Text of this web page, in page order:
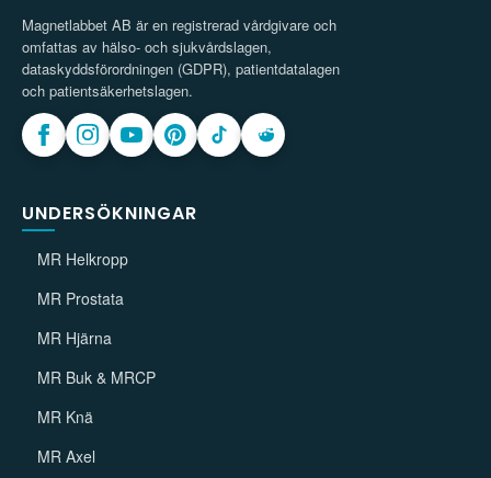
Magnetlabbet AB är en registrerad vårdgivare och
omfattas av hälso- och sjukvårdslagen,
dataskyddsförordningen (GDPR), patientdatalagen
och patientsäkerhetslagen.
UNDERSÖKNINGAR
MR Helkropp
MR Prostata
MR Hjärna
MR Buk & MRCP
MR Knä
MR Axel